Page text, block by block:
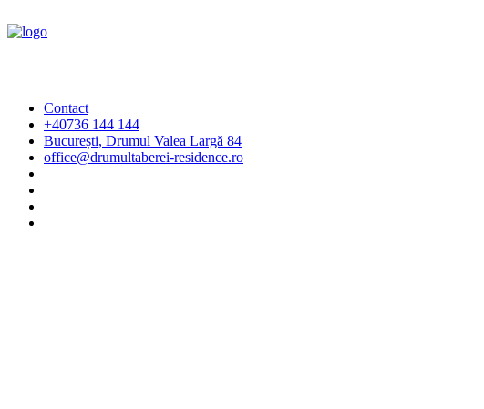
Contact
+40736 144 144
București, Drumul Valea Largă 84
office@drumultaberei-residence.ro